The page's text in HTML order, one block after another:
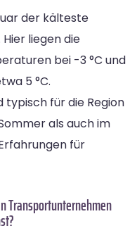
der kälteste
liegen die
bei -3 °C und
5 °C.
typisch für die Region
als auch im
für
Transportunternehmen